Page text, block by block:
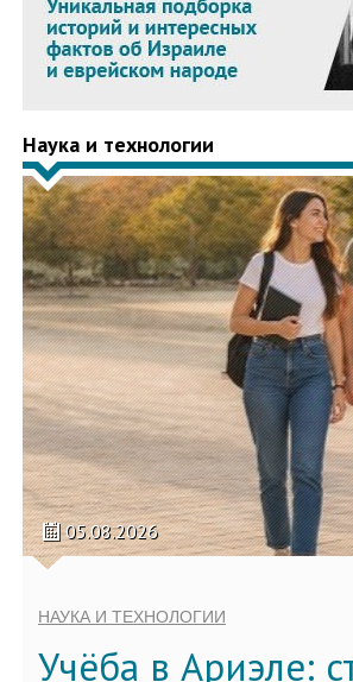
Наука и технологии
05.08.2026
НАУКА И ТЕХНОЛОГИИ
Учёба в Ариэле: